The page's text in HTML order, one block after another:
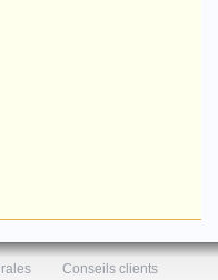
Conseils clients